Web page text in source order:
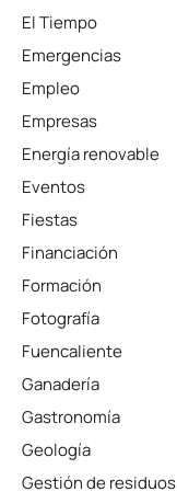
El Tiempo
Emergencias
Empleo
Empresas
Energía renovable
Eventos
Fiestas
Financiación
Formación
Fotografía
Fuencaliente
Ganadería
Gastronomía
Geología
Gestión de residuos